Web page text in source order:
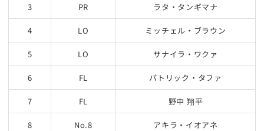
3 PR ラタ・タンギマナ
4 LO ミッチェル・ブラウン
5 LO サナイラ・ワクァ
6 FL パトリック・タファ
7 FL 野中 翔平
8 No.8 アキラ・イオアネ